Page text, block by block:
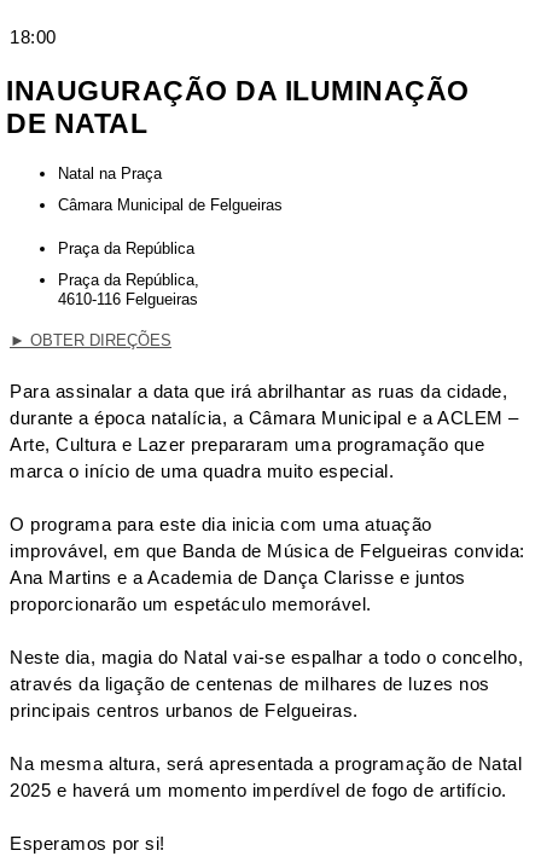
18:00
INAUGURAÇÃO DA ILUMINAÇÃO
DE NATAL
Natal na Praça
Câmara Municipal de Felgueiras
Praça da República
Praça da República,
4610-116 Felgueiras
► OBTER DIREÇÕES
Para assinalar a data que irá abrilhantar as ruas da cidade,
durante a época natalícia, a Câmara Municipal e a ACLEM –
Arte, Cultura e Lazer prepararam uma programação que
marca o início de uma quadra muito especial.
O programa para este dia inicia com uma atuação
improvável, em que Banda de Música de Felgueiras convida:
Ana Martins e a Academia de Dança Clarisse e juntos
proporcionarão um espetáculo memorável.
Neste dia, magia do Natal vai-se espalhar a todo o concelho,
através da ligação de centenas de milhares de luzes nos
principais centros urbanos de Felgueiras.
Na mesma altura, será apresentada a programação de Natal
2025 e haverá um momento imperdível de fogo de artifício.
Esperamos por si!